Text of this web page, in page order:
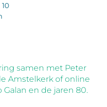
samen met Peter
Amstelkerk of online
Galan en de jaren 80.